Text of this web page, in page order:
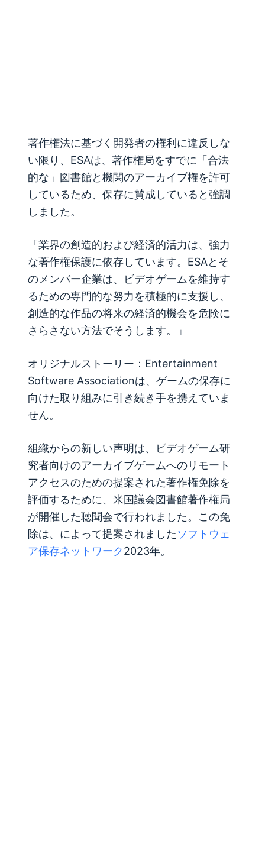
著作権法に基づく開発者の権利に違反しな
い限り、ESAは、著作権局をすでに「合法
的な」図書館と機関のアーカイブ権を許可
しているため、保存に賛成していると強調
しました。
「業界の創造的および経済的活力は、強力
な著作権保護に依存しています。ESAとそ
のメンバー企業は、ビデオゲームを維持す
るための専門的な努力を積極的に支援し、
創造的な作品の将来の経済的機会を危険に
さらさない方法でそうします。」
オリジナルストーリー： Entertainment
Software Associationは、ゲームの保存に
向けた取り組みに引き続き手を携えていま
せん。
組織からの新しい声明は、ビデオゲーム研
究者向けのアーカイブゲームへのリモート
アクセスのための提案された著作権免除を
評価するために、米国議会図書館著作権局
が開催した聴聞会で行われました。この免
除は、によって提案されましたソフトウェ
ア保存ネットワーク2023年。